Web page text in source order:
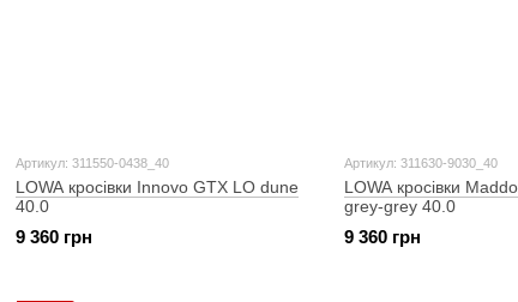
Артикул: 311550-0438_40
LOWA кросівки Innovo GTX LO dune
40.0
9 360 грн
Артикул: 311630-9030_40
LOWA кросівки
grey-grey 40.0
9 360 грн